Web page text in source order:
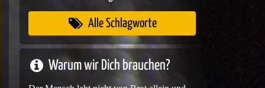
Alle Schlagworte
Warum wir Dich brauchen?